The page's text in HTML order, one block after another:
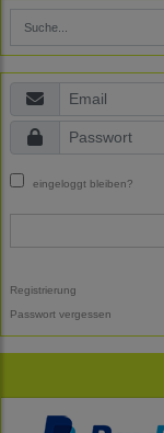
eingeloggt bleiben?
Registrierung
Passwort vergessen